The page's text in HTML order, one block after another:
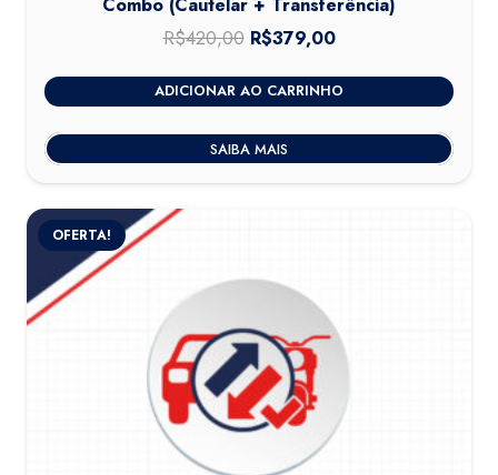
Combo (Cautelar + Transferência)
R$420,00 O
original
era:
R$420,00.
R$379,00O
atual
é:
R$379,00.
ADICIONAR AO CARRINHO
SAIBA MAIS
OFERTA!